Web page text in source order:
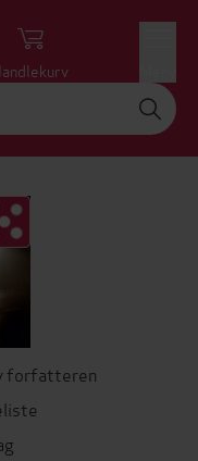
forfatteren